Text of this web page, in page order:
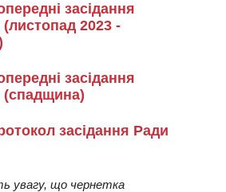
засідання
(листопад 2023 -
засідання
(спадщина)
засідання Ради
увагу, що чернетка